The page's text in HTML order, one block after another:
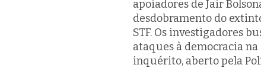
apoiadores de Jair
desdobramento do
STF. Os investigadores
ataques à democracia
inquérito, aberto pela